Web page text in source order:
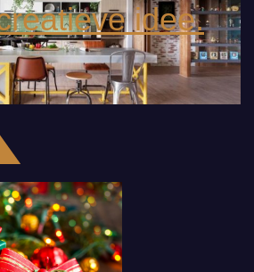
idee.